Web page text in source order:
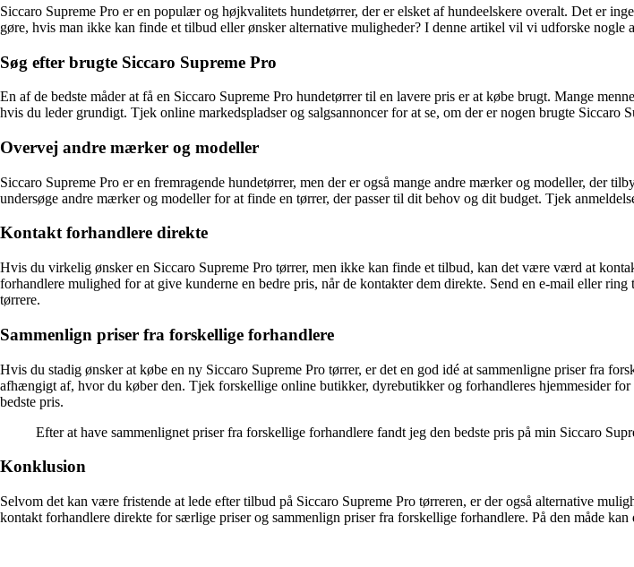
Siccaro Supreme Pro er en populær og højkvalitets hundetørrer, der er elsket af hundeelskere overalt. Det er
gøre, hvis man ikke kan finde et tilbud eller ønsker alternative muligheder? I denne artikel vil vi udforske nogle
Søg efter brugte Siccaro Supreme Pro
En af de bedste måder at få en Siccaro Supreme Pro hundetørrer til en lavere pris er at købe brugt. Mange
hvis du leder grundigt. Tjek online markedspladser og salgsannoncer for at se, om der er nogen brugte Siccaro
Overvej andre mærker og modeller
Siccaro Supreme Pro er en fremragende hundetørrer, men der er også mange andre mærker og modeller,
undersøge andre mærker og modeller for at finde en tørrer, der passer til dit behov og dit budget. Tjek
Kontakt forhandlere direkte
Hvis du virkelig ønsker en Siccaro Supreme Pro tørrer, men ikke kan finde et tilbud, kan det være værd at
forhandlere mulighed for at give kunderne en bedre pris, når de kontakter dem direkte. Send en e-mail eller
tørrere.
Sammenlign priser fra forskellige forhandlere
Hvis du stadig ønsker at købe en ny Siccaro Supreme Pro tørrer, er det en god idé at sammenligne priser fra
afhængigt af, hvor du køber den. Tjek forskellige online butikker, dyrebutikker og forhandleres hjemmesider
bedste pris.
Efter at have sammenlignet priser fra forskellige forhandlere fandt jeg den bedste pris på min Siccaro
Konklusion
Selvom det kan være fristende at lede efter tilbud på Siccaro Supreme Pro tørreren, er der også alternative
kontakt forhandlere direkte for særlige priser og sammenlign priser fra forskellige forhandlere. På den måde